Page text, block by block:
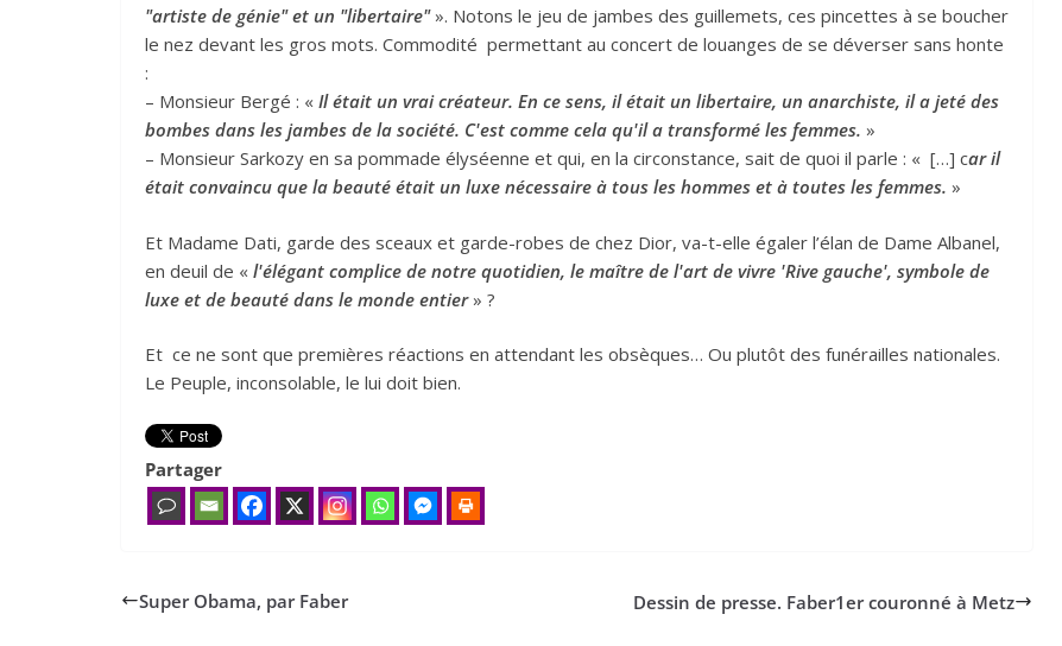
"artiste de génie" et un "libertaire"». Notons le jeu de jambes des guillemets, ces pincettes à se boucher
le nez devant les gros mots. Commodité permettant au concert de louanges de se déverser sans honte
:
– Monsieur Bergé : « Il était un vrai créateur. En ce sens, il était un libertaire, un anarchiste, il a jeté des
bombes dans les jambes de la société. C'est comme cela qu'il a transformé les femmes. »
– Monsieur Sarkozy en sa pommade élyséenne et qui, en la circonstance, sait de quoi il parle : « […] car il
était convaincu que la beauté était un luxe nécessaire à tous les hommes et à toutes les femmes. »
Et Madame Dati, garde des sceaux et garde-robes de chez Dior, va-t-elle égaler l’élan de Dame Albanel,
en deuil de « l'élégant complice de notre quotidien, le maître de l'art de vivre 'Rive gauche', symbole de
luxe et de beauté dans le monde entier » ?
Et ce ne sont que premières réactions en attendant les obsèques… Ou plutôt des funérailles nationales.
Le Peuple, inconsolable, le lui doit bien.
Partager
Super Obama, par Faber Dessin de presse. Faber1er couronné à Metz